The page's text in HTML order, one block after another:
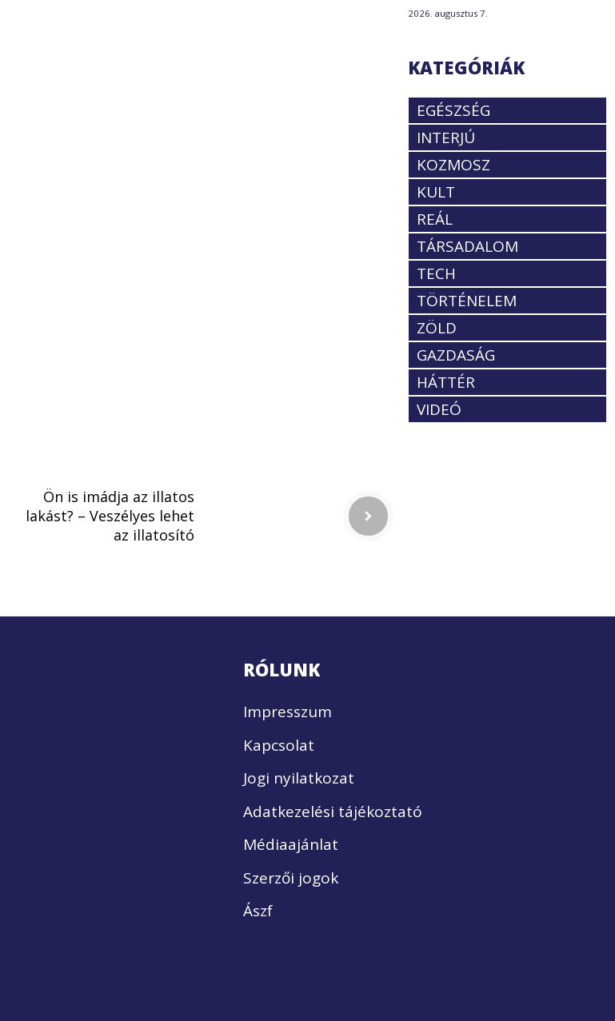
2026. augusztus 7.
KATEGÓRIÁK
EGÉSZSÉG
INTERJÚ
KOZMOSZ
KULT
REÁL
TÁRSADALOM
TECH
TÖRTÉNELEM
ZÖLD
GAZDASÁG
HÁTTÉR
VIDEÓ
Ön is imádja az illatos
lakást? – Veszélyes lehet
az illatosító
RÓLUNK
Impresszum
Kapcsolat
Jogi nyilatkozat
Adatkezelési tájékoztató
Médiaajánlat
Szerzői jogok
Ászf